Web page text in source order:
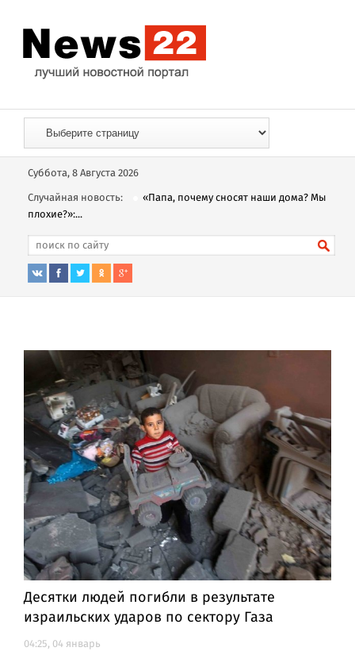
Суббота, 8 Августа 2026
Случайная новость:
«Папа, почему сносят наши дома? Мы
плохие?»:...
Десятки людей погибли в результате
израильских ударов по сектору Газа
04:25, 04 январь